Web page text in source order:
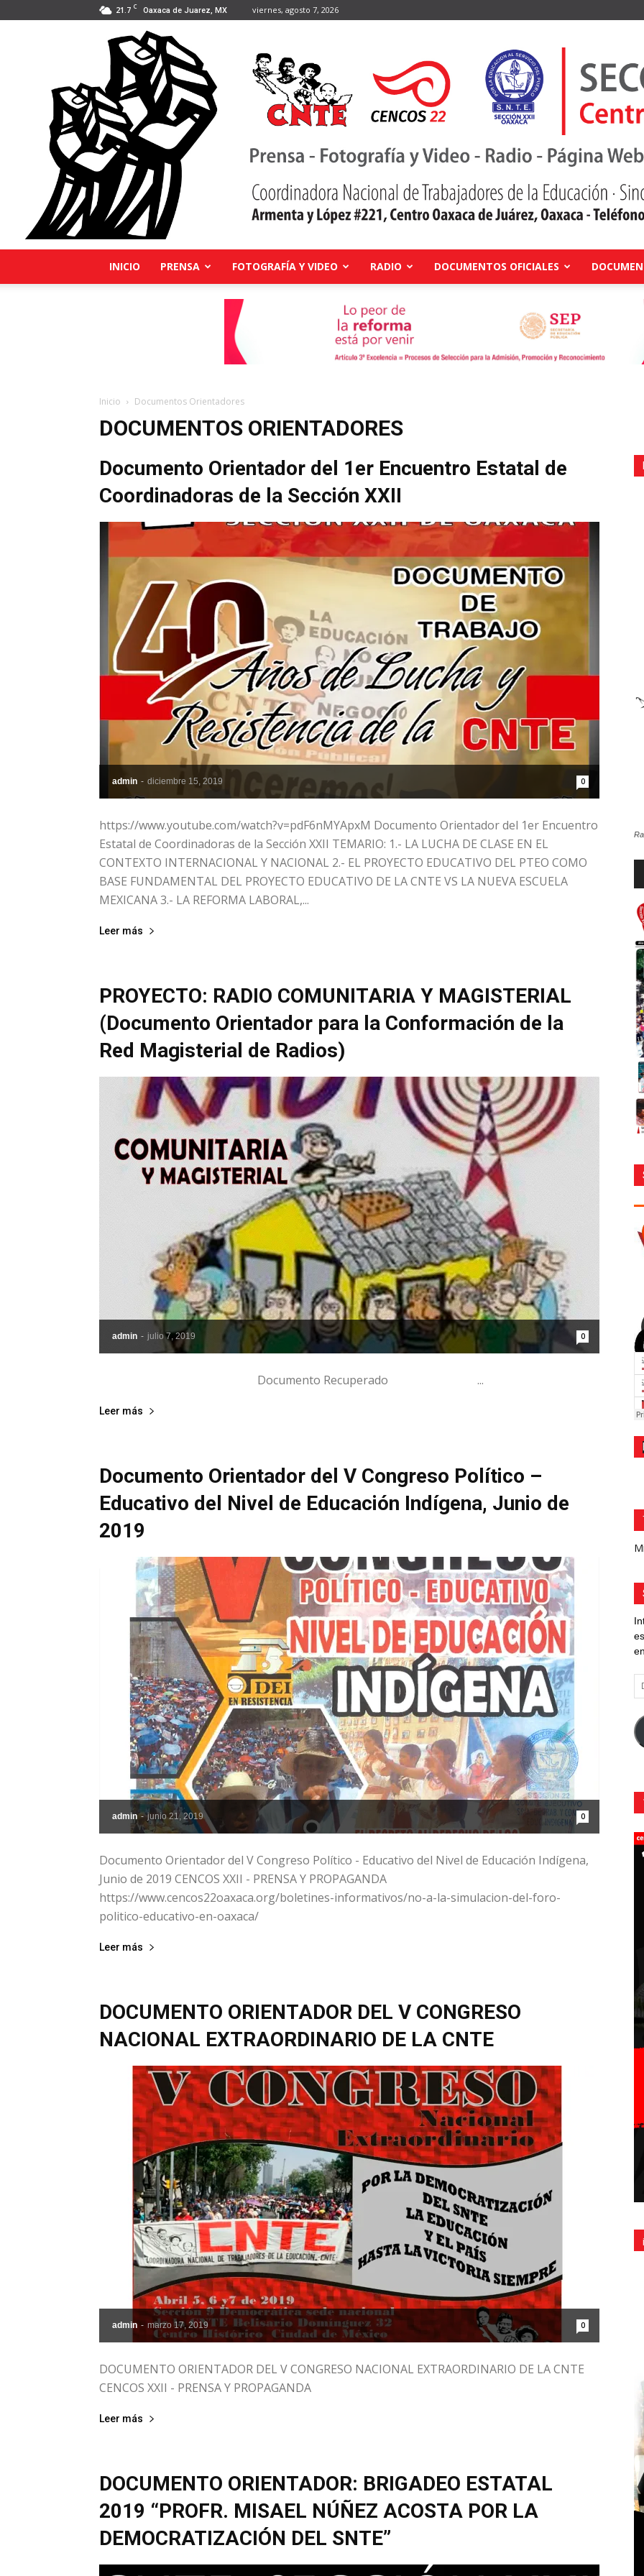
21.7 C Oaxaca de Juarez, MX viernes, agosto 7, 2026
Social
de
la
Sección
INICIO PRENSA FOTOGRAFÍA Y VIDEO RADIO DOCUMENTOS OFICIALES
Inicio Documentos Orientadores
DOCUMENTOS ORIENTADORES
Documento Orientador del 1er Encuentro Estatal de
Coordinadoras de la Sección XXII
admin - diciembre 15, 2019 0
https://www.youtube.com/watch?v=pdF6nMYApxM Documento Orientador del 1er Encuentro
Estatal de Coordinadoras de la Sección XXII TEMARIO: 1.- LA LUCHA DE CLASE EN EL
CONTEXTO INTERNACIONAL Y NACIONAL 2.- EL PROYECTO EDUCATIVO DEL PTEO COMO
BASE FUNDAMENTAL DEL PROYECTO EDUCATIVO DE LA CNTE VS LA NUEVA ESCUELA
MEXICANA 3.- LA REFORMA LABORAL,...
Leer más
PROYECTO: RADIO COMUNITARIA Y MAGISTERIAL
(Documento Orientador para la Conformación de la
Red Magisterial de Radios)
admin - julio 7, 2019 0
Documento Recuperado ...
Leer más
Documento Orientador del V Congreso Político –
Educativo del Nivel de Educación Indígena, Junio de
2019
admin - junio 21, 2019 0
Documento Orientador del V Congreso Político - Educativo del Nivel de Educación Indígena,
Junio de 2019 CENCOS XXII - PRENSA Y PROPAGANDA
https://www.cencos22oaxaca.org/boletines-informativos/no-a-la-simulacion-del-foro-
politico-educativo-en-oaxaca/
Leer más
DOCUMENTO ORIENTADOR DEL V CONGRESO
NACIONAL EXTRAORDINARIO DE LA CNTE
admin - marzo 17, 2019 0
DOCUMENTO ORIENTADOR DEL V CONGRESO NACIONAL EXTRAORDINARIO DE LA CNTE
CENCOS XXII - PRENSA Y PROPAGANDA
Leer más
DOCUMENTO ORIENTADOR: BRIGADEO ESTATAL
2019 “PROFR. MISAEL NÚÑEZ ACOSTA POR LA
DEMOCRATIZACIÓN DEL SNTE”
de